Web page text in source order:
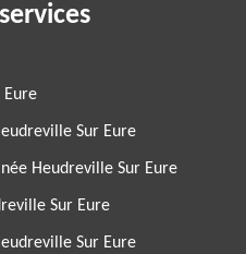
Eure
Sur Eure
Heudreville Sur Eure
Sur Eure
Sur Eure